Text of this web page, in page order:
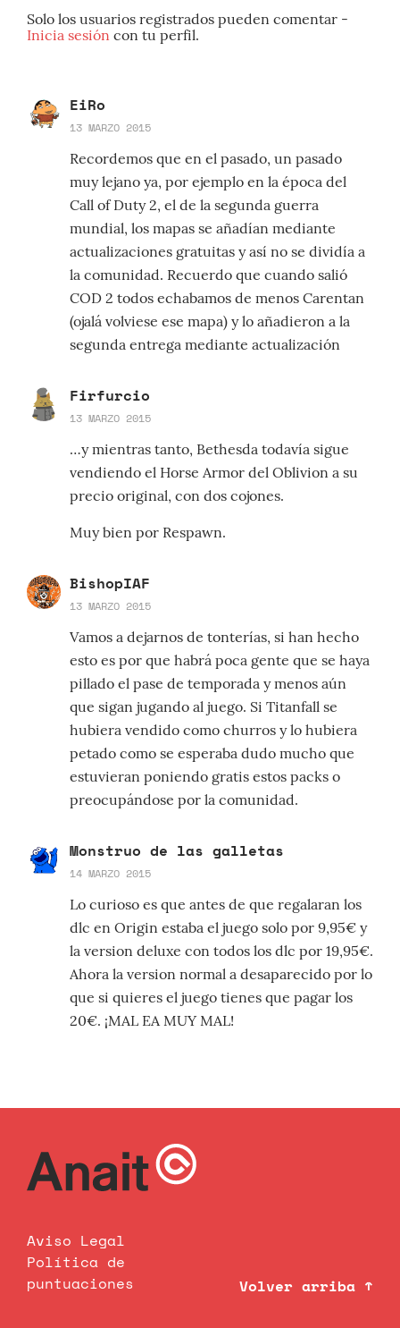
Solo los usuarios registrados pueden comentar -
Inicia sesión con tu perfil.
EiRo
13 MARZO 2015
Recordemos que en el pasado, un pasado
muy lejano ya, por ejemplo en la época del
Call of Duty 2, el de la segunda guerra
mundial, los mapas se añadían mediante
actualizaciones gratuitas y así no se dividía a
la comunidad. Recuerdo que cuando salió
COD 2 todos echabamos de menos Carentan
(ojalá volviese ese mapa) y lo añadieron a la
segunda entrega mediante actualización
Firfurcio
13 MARZO 2015
…y mientras tanto, Bethesda todavía sigue
vendiendo el Horse Armor del Oblivion a su
precio original, con dos cojones.
Muy bien por Respawn.
BishopIAF
13 MARZO 2015
Vamos a dejarnos de tonterías, si han hecho
esto es por que habrá poca gente que se haya
pillado el pase de temporada y menos aún
que sigan jugando al juego. Si Titanfall se
hubiera vendido como churros y lo hubiera
petado como se esperaba dudo mucho que
estuvieran poniendo gratis estos packs o
preocupándose por la comunidad.
Monstruo de las galletas
14 MARZO 2015
Lo curioso es que antes de que regalaran los
dlc en Origin estaba el juego solo por 9,95€ y
la version deluxe con todos los dlc por 19,95€.
Ahora la version normal a desaparecido por lo
que si quieres el juego tienes que pagar los
20€. ¡MAL EA MUY MAL!
Aviso Legal
Política de
puntuaciones
Volver arriba ↑